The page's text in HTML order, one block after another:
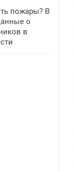
пожары? В
о
в